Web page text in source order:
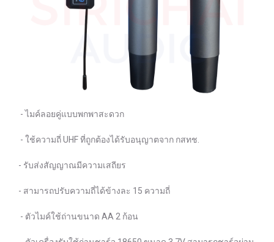
- ไมค์ลอยคู่แบบพกพาสะดวก
- ใช้ความถี่ UHF ที่ถูกต้องได้รับอนุญาตจาก กสทช.
- รับส่งสัญญาณมีความเสถียร
- สามารถปรับความถี่ได้ข้างละ 15 ความถี่
- ตัวไมค์ใช้ถ่านขนาด AA 2 ก้อน